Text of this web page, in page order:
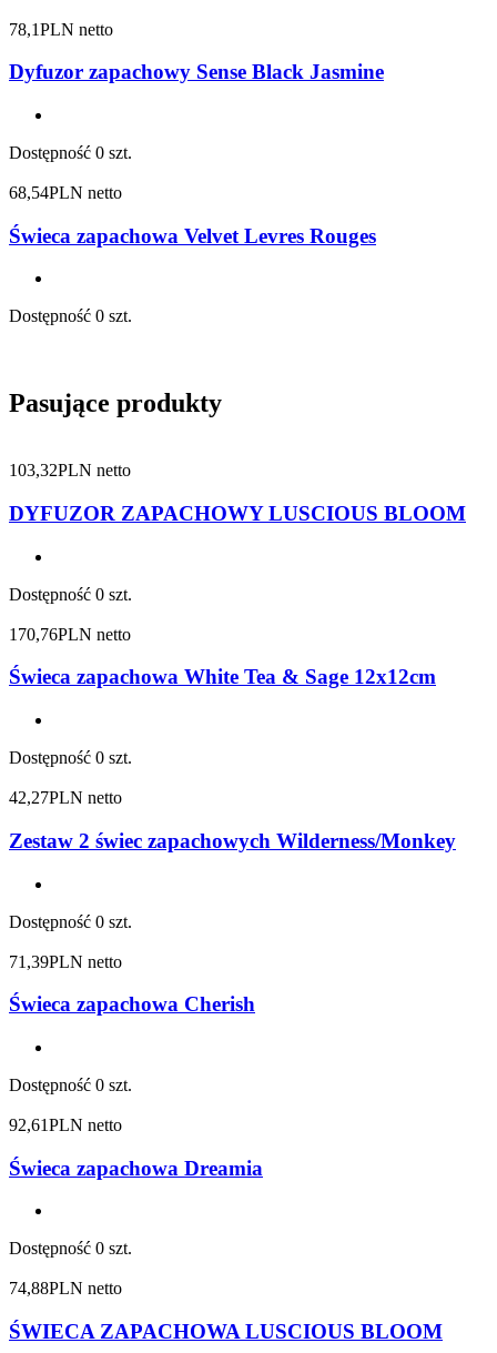
78,1PLN netto
Dyfuzor zapachowy Sense Black Jasmine
Dostępność 0 szt.
68,54PLN netto
Świeca zapachowa Velvet Levres Rouges
Dostępność 0 szt.
Pasujące produkty
103,32PLN netto
DYFUZOR ZAPACHOWY LUSCIOUS BLOOM
Dostępność 0 szt.
170,76PLN netto
Świeca zapachowa White Tea & Sage 12x12cm
Dostępność 0 szt.
42,27PLN netto
Zestaw 2 świec zapachowych Wilderness/Monkey
Dostępność 0 szt.
71,39PLN netto
Świeca zapachowa Cherish
Dostępność 0 szt.
92,61PLN netto
Świeca zapachowa Dreamia
Dostępność 0 szt.
74,88PLN netto
ŚWIECA ZAPACHOWA LUSCIOUS BLOOM